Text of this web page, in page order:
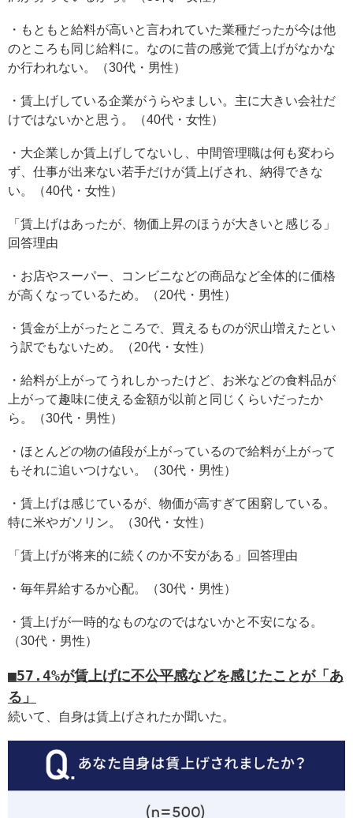
・もともと給料が高いと言われていた業種だったが今は他
のところも同じ給料に。なのに昔の感覚で賃上げがなかな
か行われない。（30代・男性）
・賃上げしている企業がうらやましい。主に大きい会社だ
けではないかと思う。（40代・女性）
・大企業しか賃上げしてないし、中間管理職は何も変わら
ず、仕事が出来ない若手だけが賃上げされ、納得できな
い。（40代・女性）
「賃上げはあったが、物価上昇のほうが大きいと感じる」
回答理由
・お店やスーパー、コンビニなどの商品など全体的に価格
が高くなっているため。（20代・男性）
・賃金が上がったところで、買えるものが沢山増えたとい
う訳でもないため。（20代・女性）
・給料が上がってうれしかったけど、お米などの食料品が
上がって趣味に使える金額が以前と同じくらいだったか
ら。（30代・男性）
・ほとんどの物の値段が上がっているので給料が上がって
もそれに追いつけない。（30代・男性）
・賃上げは感じているが、物価が高すぎて困窮している。
特に米やガソリン。（30代・女性）
「賃上げが将来的に続くのか不安がある」回答理由
・毎年昇給するか心配。（30代・男性）
・賃上げが一時的なものなのではないかと不安になる。
（30代・男性）
■57.4%が賃上げに不公平感などを感じたことが「あ
る」
続いて、自身は賃上げされたか聞いた。